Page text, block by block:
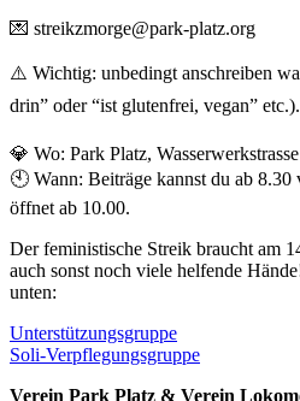
💌 streikzmorge@park-platz.org
⚠️ Wichtig: unbedingt anschreiben
drin” oder “ist glutenfrei, vegan”
💎 Wo: Park Platz,
🕙 Wann: Beiträge kannst du ab
öffnet ab 10.00.
Der feministische Streik braucht am
auch sonst noch viele helfende
unten:
Unterstützungsgruppe
Soli-Verpflegungsgruppe
Verein Park Platz & Verein